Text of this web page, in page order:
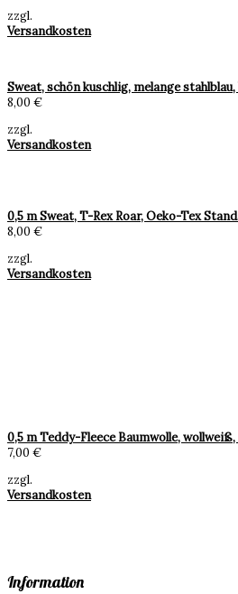
zzgl.
Versandkosten
Sweat, schön kuschlig, melange
8,00 €
zzgl.
Versandkosten
0,5 m Sweat, T-Rex Roar, Oeko-Tex
8,00 €
zzgl.
Versandkosten
0,5 m Teddy-Fleece Baumwolle,
7,00 €
zzgl.
Versandkosten
Information